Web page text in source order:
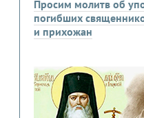
Просим молитв об
погибших
и прихожан